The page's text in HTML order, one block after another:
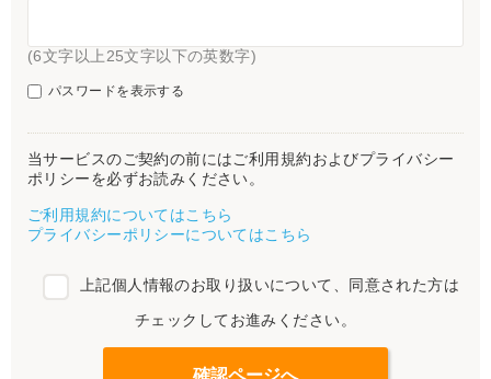
(6文字以上25文字以下の英数字)
パスワードを表示する
当サービスのご契約の前にはご利用規約およびプライバシー
ポリシーを必ずお読みください。
ご利用規約についてはこちら
プライバシーポリシーについてはこちら
上記個人情報のお取り扱いについて、同意された方は
チェックしてお進みください。